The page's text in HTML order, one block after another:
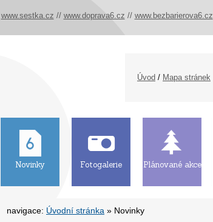
Úvod / Mapa stránek
Novinky Fotogalerie Plánované akce
navigace: Úvodní stránka » Novinky
www.sestka.cz // www.doprava6.cz // www.bezbarierova6.cz